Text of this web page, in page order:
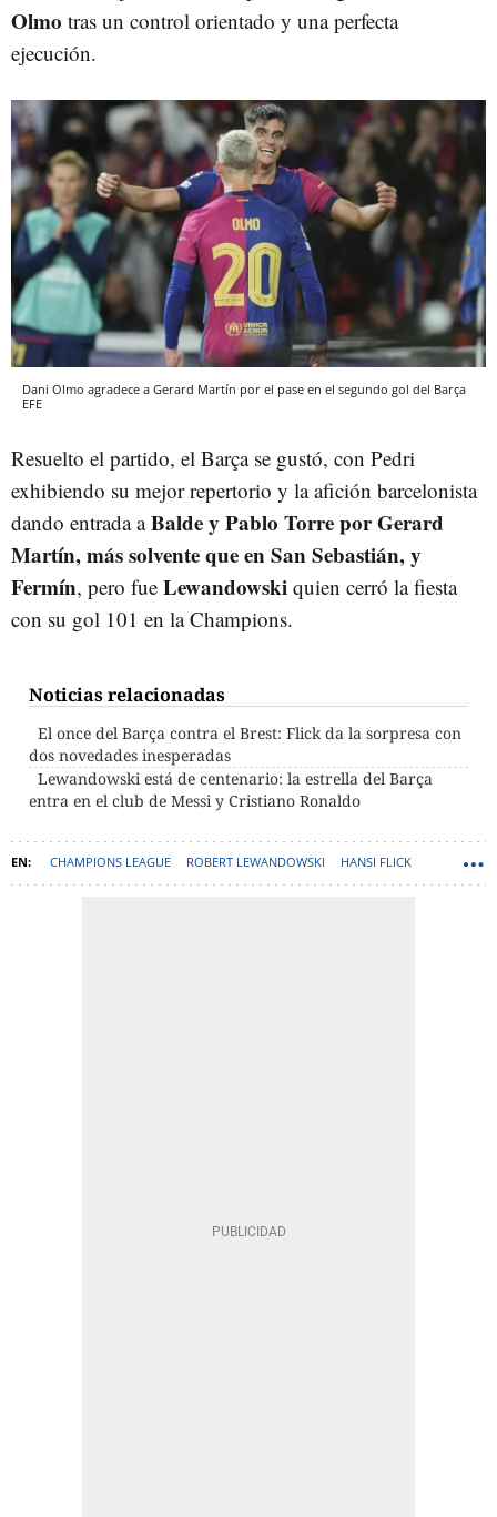
Olmo tras un control orientado y una perfecta
ejecución.
Dani Olmo agradece a Gerard Martín por el pase en el segundo gol del Barça
EFE
Resuelto el partido, el Barça se gustó, con Pedri
exhibiendo su mejor repertorio y la afición barcelonista
dando entrada aBalde y Pablo Torre por Gerard
Martín, más solvente que en San Sebastián, y
Fermín, pero fue Lewandowski quien cerró la fiesta
con su gol 101 en la Champions.
Noticias relacionadas
El once del Barça contra el Brest: Flick da la sorpresa con
dos novedades inesperadas
Lewandowski está de centenario: la estrella del Barça
entra en el club de Messi y Cristiano Ronaldo
CHAMPIONS LEAGUE ROBERT LEWANDOWSKI HANSI FLICK